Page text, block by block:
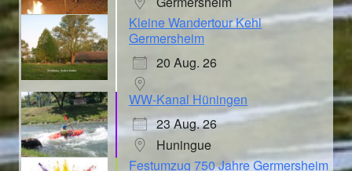
Kleine Wandertour Kehl
Germersheim
20 Aug. 26
WW-Kanal Hüningen
23 Aug. 26
Huningue
Festumzug 750 Jahre Germersheim